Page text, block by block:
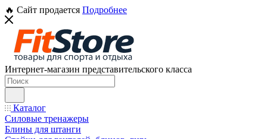
🔥 Сайт продается Подробнее
Интернет-магазин представительского класса
Каталог
Силовые тренажеры
Блины для штанги